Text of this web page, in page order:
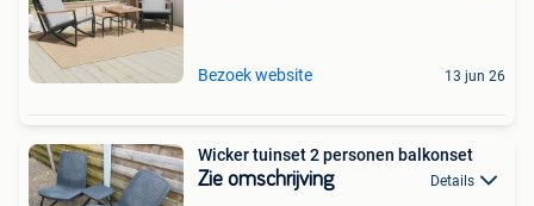
Bezoek website 13 jun 26
Wicker tuinset 2 personen balkonset
Zie omschrijving Details